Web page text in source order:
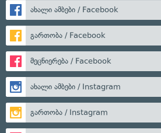
ახალი ამბები / Facebook
გართობა / Facebook
მეცნიერება / Facebook
ახალი ამბები / Instagram
გართობა / Instagram